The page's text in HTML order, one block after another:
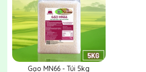
Ship hàng toàn quốc, hỗ trợ phí ship ưu
Chúng tôi luôn mong muốn bạn có trải
khi mua sắm. Nếu có bất kỳ điều gì
sản phẩm, xin đừng vội đánh giá, hãy
Gạo MN66 - Túi 5kg